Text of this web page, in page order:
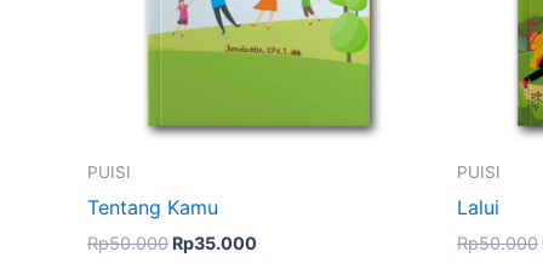
PUISI
Tentang Kamu
Rp50.000 Rp35.000
PUISI
Lalui
Rp50.000